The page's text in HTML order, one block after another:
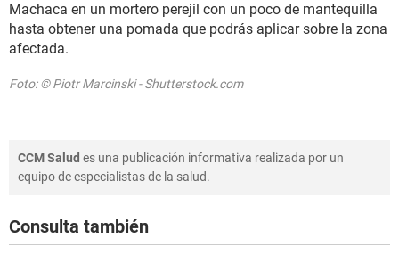
Machaca en un mortero perejil con un poco de mantequilla
hasta obtener una pomada que podrás aplicar sobre la zona
afectada.
Foto: © Piotr Marcinski - Shutterstock.com
CCM Salud es una publicación informativa realizada por un
equipo de especialistas de la salud.
Consulta también